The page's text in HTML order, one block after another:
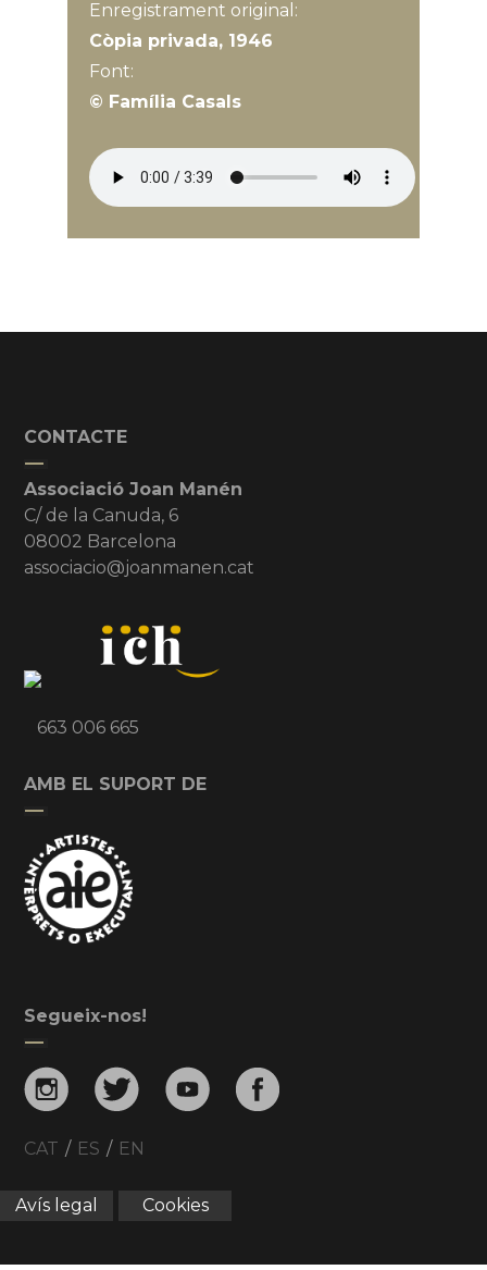
Enregistrament original:
Còpia privada, 1946
Font:
© Família Casals
CONTACTE
Associació Joan Manén
C/ de la Canuda, 6
08002 Barcelona
associacio@joanmanen.cat
663 006 665
AMB EL SUPORT DE
Segueix-nos!
CAT / ES / EN
Avís legal Cookies